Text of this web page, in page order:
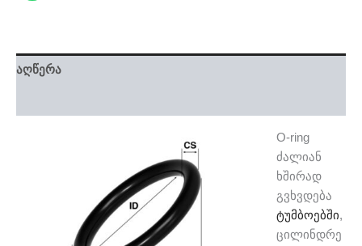
აღწერა
O-ring
ძალიან
ხშირად
გვხვდება
ტუმბოებში,
ცილინდრე